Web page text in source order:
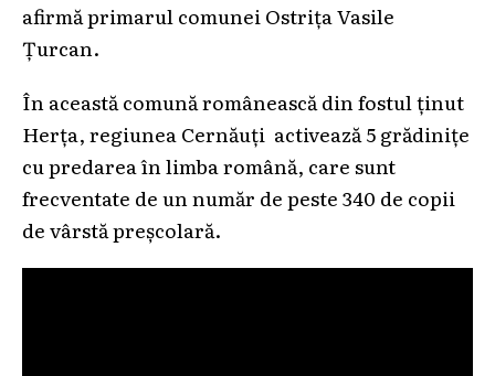
afirmă primarul comunei Ostrița Vasile
Țurcan.
În această comună românească din fostul ținut
Herța, regiunea Cernăuți activează 5 grădinițe
cu predarea în limba română, care sunt
frecventate de un număr de peste 340 de copii
de vârstă preșcolară.